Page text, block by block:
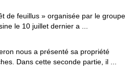
de feuillus » organisée par le groupe
le 10 juillet dernier a ...
nous a présenté sa propriété
Dans cette seconde partie, il ...